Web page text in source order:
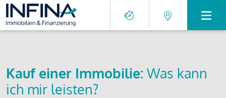
Kauf einer Immobilie: Was kann
ich mir leisten?